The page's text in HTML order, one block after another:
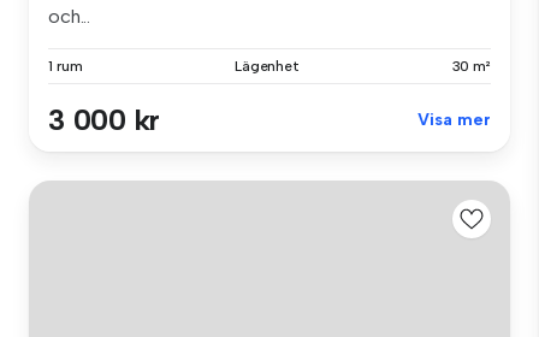
och...
1 rum Lägenhet 30 m²
3 000 kr Visa mer